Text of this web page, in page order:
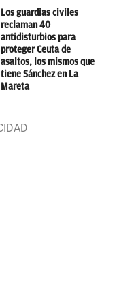
Los guardias civiles
reclaman 40
antidisturbios para
proteger Ceuta de
asaltos, los mismos que
tiene Sánchez en La
Mareta